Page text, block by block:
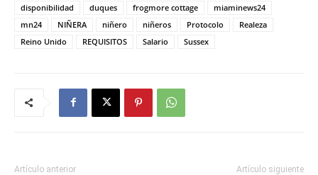
disponibilidad
duques frogmore cottage
miaminews24
mn24
NIÑERA niñero niñeros Protocolo
Realeza
Reino Unido
REQUISITOS Salario Sussex
Artículo anterior Artículo siguiente